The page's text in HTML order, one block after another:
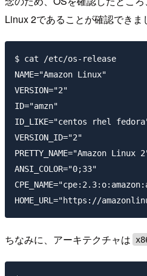
Linux 2であることが確認できま
$ cat /etc/os-release
NAME="Amazon Linux"
VERSION="2"
ID="amzn"
ID_LIKE="centos rhel
VERSION_ID="2"
PRETTY_NAME="Amazon Linux
ANSI_COLOR="0;33"
ちなみに、アーキテクチャは